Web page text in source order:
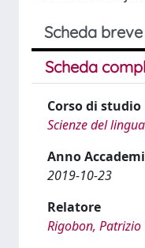
Scheda breve
Scheda
Corso di studio
Scienze del
Anno
2019-10-23
Relatore
Rigobon, Patrizio